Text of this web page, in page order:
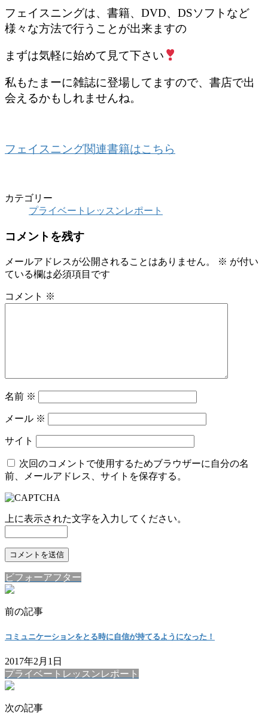
フェイスニングは、書籍、DVD、DSソフトなど
様々な方法で行うことが出来ますの
まずは気軽に始めて見て下さい
私もたまーに雑誌に登場してますので、書店で出
会えるかもしれませんね。
フェイスニング関連書籍はこちら
カテゴリー
プライベートレッスンレポート
コメントを残す
メールアドレスが公開されることはありません。 ※ が付い
ている欄は必須項目です
コメント ※
名前 ※
メール ※
サイト
次回のコメントで使用するためブラウザーに自分の名
前、メールアドレス、サイトを保存する。
上に表示された文字を入力してください。
ビフォーアフター
前の記事
コミュニケーションをとる時に自信が持てるようになった！
2017年2月1日
プライベートレッスンレポート
次の記事